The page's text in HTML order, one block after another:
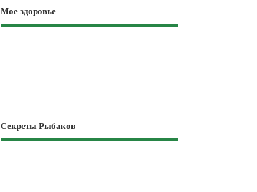
Мое здоровье
Секреты Рыбаков